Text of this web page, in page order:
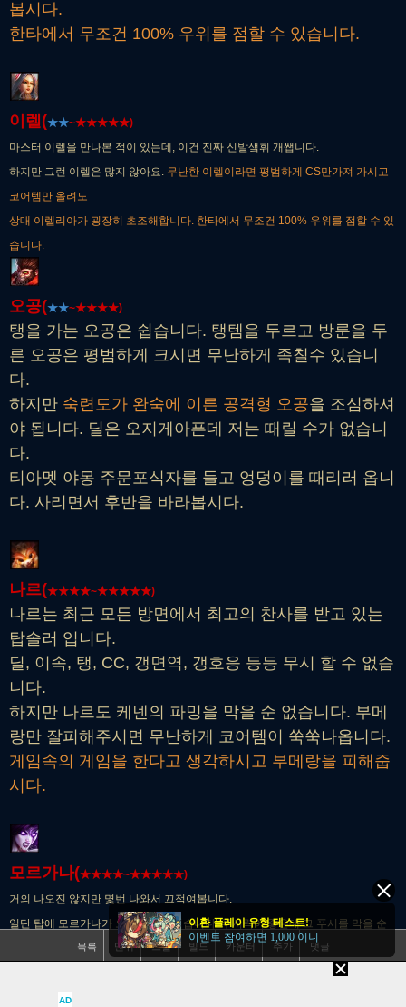
봅시다.
한타에서 무조건 100% 우위를 점할 수 있습니다.
이렐(★★~★★★★★)
마스터 이렐을 만나본 적이 있는데, 이건 진짜 신발샠휘 개쌥니다.
하지만 그런 이렐은 많지 않아요. 무난한 이렐이라면 평범하게 CS만가져 가시고
코어템만 올려도
상대 이렐리아가 굉장히 초조해합니다. 한타에서 무조건 100% 우위를 점할 수 있
습니다.
오공(★★~★★★★)
탱을 가는 오공은 쉽습니다. 탱템을 두르고 방룬을 두
른 오공은 평범하게 크시면 무난하게 족칠수 있습니
다.
하지만 숙련도가 완숙에 이른 공격형 오공을 조심하셔
야 됩니다. 딜은 오지게아픈데 저는 때릴 수가 없습니
다.
티아멧 야몽 주문포식자를 들고 엉덩이를 때리러 옵니
다. 사리면서 후반을 바라봅시다.
나르(★★★★~★★★★★)
나르는 최근 모든 방면에서 최고의 찬사를 받고 있는
탑솔러 입니다.
딜, 이속, 탱, CC, 갱면역, 갱호응 등등 무시 할 수 없습
니다.
하지만 나르도 케넨의 파밍을 막을 순 없습니다. 부메
랑만 잘피해주시면 무난하게 코어템이 쑥쑥나옵니다.
게임속의 게임을 한다고 생각하시고 부메랑을 피해줍
시다.
모르가나(★★★★~★★★★★)
거의 나오진 않지만 몇번 나와서 끄적여봅니다.
일단 탑에 모르가나가 오면 고통스럽습니다. 푸시력이 좋은데 그 푸시를 막을 순
속박 맞은순간 피 절반은 날아간다고 보시면 됩니다.
서로 딜을 존야로 씹는데 저새끼 궁은 안끊기고 내딜
목록 맨위 스킬 빌드 카운터 추가 댓글
AD
이환 플레이 유형 테스트!
이벤트 참여하면 1,000 이니